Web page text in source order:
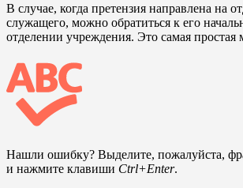
В случае, когда претензия направлена на
служащего, можно обратиться к его
отделении учреждения. Это самая простая
Нашли ошибку? Выделите, пожалуйста,
и нажмите клавиши Ctrl+Enter.